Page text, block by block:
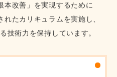
本改善」を実現するために
たカリキュラムを実施し、
技術力を保持しています。